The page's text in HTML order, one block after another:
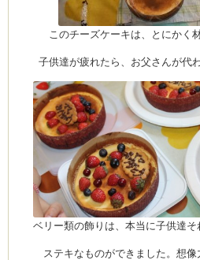
このチーズケーキは、とにかく
子供達が疲れたら、お父さんが代
ベリー類の飾りは、本当に子供達
ステキなものができました。想